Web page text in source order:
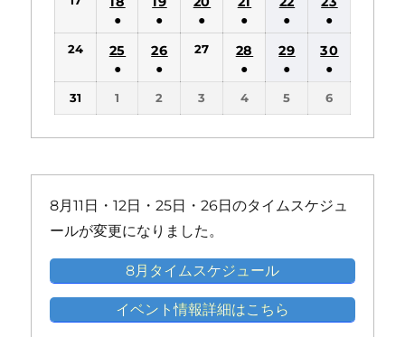
ト)
ト)
ベ
ン
ト)
ベ
ン
ベ
ン
ト)
ベ
ン
ト)
ベ
ン
ト)
の
イ
ン
ト)
件
の
イ
ベ
ン
ト)
件
の
イ
ン
ト)
件
の
イ
ベ
ン
ト)
件
の
イ
ベ
ン
ト)
件
の
イ
ベ
ン
ト)
●
(1
件
イ
ン
●
(1
件
イ
ン
●
(1
イ
ン
●
(1
件
イ
ン
●
(1
件
イ
ン
●
(1
件
イ
ン
24
25
●
ト)
26
●
ト)
27
28
●
ト)
29
●
ト)
30
●
ト)
31 1 2 3 4 5 6
8月11日・12日・25日・26日のタイムスケジュ
ールが変更になりました。
8月タイムスケジュール
イベント情報詳細はこちら